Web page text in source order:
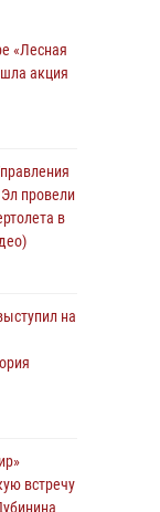
акция
приняли
охоты
на
«Лесная
акция
провели
в
на
встречу